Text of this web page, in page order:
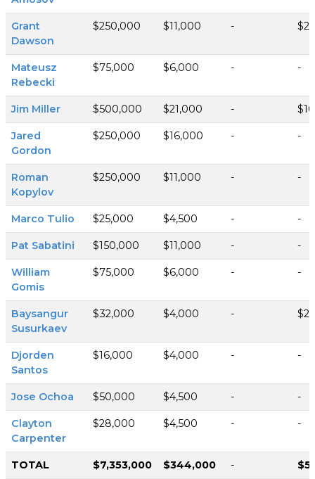
Grant
Dawson
$250,000 $11,000 -
Mateusz
Rebecki
$75,000 $6,000 - -
Jim Miller $500,000 $21,000 -
Jared
Gordon
$250,000 $16,000 - -
Roman
Kopylov
$250,000 $11,000 - -
Marco Tulio $25,000 $4,500 - -
Pat Sabatini $150,000 $11,000 - -
William
Gomis
$75,000 $6,000 - -
Baysangur
Susurkaev
$32,000 $4,000 -
Djorden
Santos
$16,000 $4,000 - -
Jose Ochoa $50,000 $4,500 - -
Clayton
Carpenter
$28,000 $4,500 - -
TOTAL $7,353,000 $344,000 -